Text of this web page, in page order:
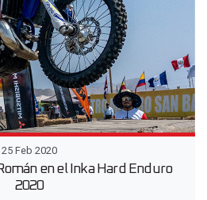
25 Feb 2020
en el Inka Hard Enduro
2020